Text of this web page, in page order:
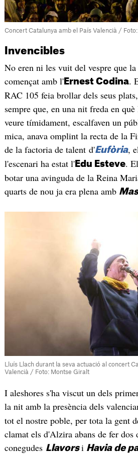
Concert Catalunya amb el País Valencià /
Invencibles
No eren ni les vuit del vespre que
començat amb l'Ernest Codina.
RAC 105 feia brollar dels seus
sempre que, en una nit freda en
veure tímidament, escalfaven un
mica, anava omplint la recta de la
de la factoria de talent d'Eufòria,
l'escenari ha estat l'Edu Esteve.
botar una avinguda de la Reina
quarts de nou ja era plena amb
Lluís Llach durant la seva actuació al concert
Valencià / Foto: Montse Giralt
I aleshores s'ha viscut un dels
la nit amb la presència dels
tot el nostre poble, per tota la gent
clamat els d'Alzira abans de fer dos
conegudes Llavorsi Havia de